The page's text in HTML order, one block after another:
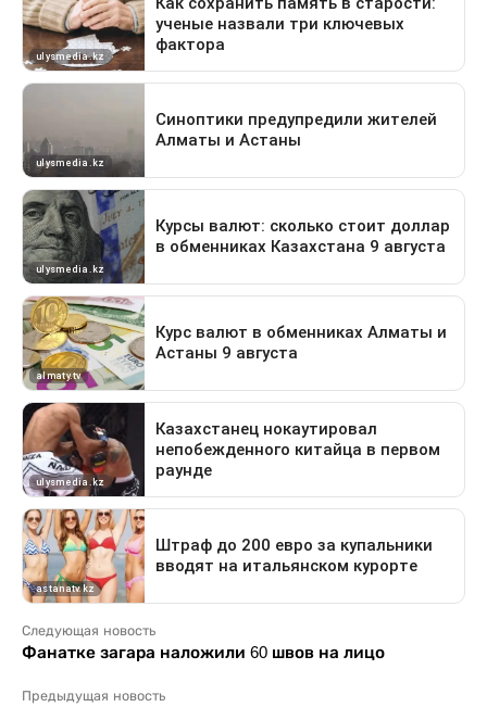
Следующая новость
Фанатке загара наложили 60 швов на лицо
Предыдущая новость